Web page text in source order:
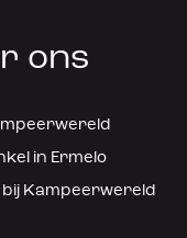
ons
in Ermelo
Kampeerwereld